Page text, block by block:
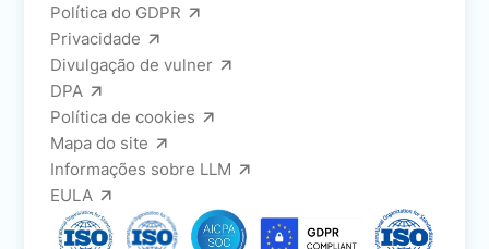
Política do GDPR
Privacidade
Divulgação de vulner
DPA
Política de cookies
Mapa do site
Informações sobre LLM
EULA